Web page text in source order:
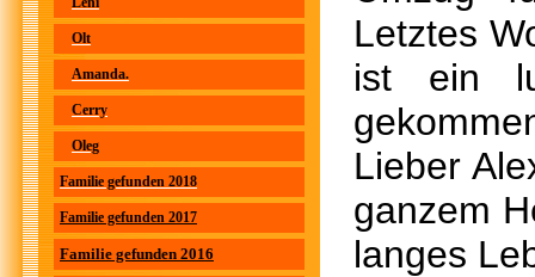
Olt
Amanda.
Cerry
Oleg
Familie gefunden 2018
Familie gefunden 2017
Familie gefunden 2016
Letztes
ist ein
Lieber
ganzem
langes